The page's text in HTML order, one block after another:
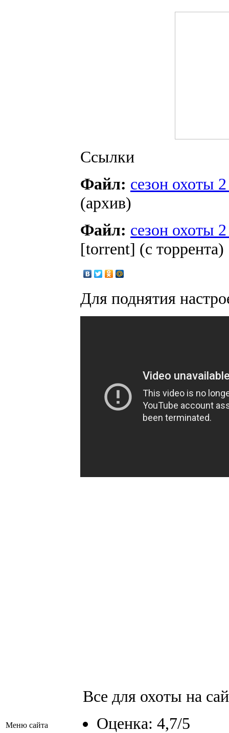
Меню сайта
Ссылки
Файл: сезон охоты
(архив)
Файл: сезон охоты
[torrent] (с торрента)
Для поднятия
Все для охоты на
Оценка: 4,7/5